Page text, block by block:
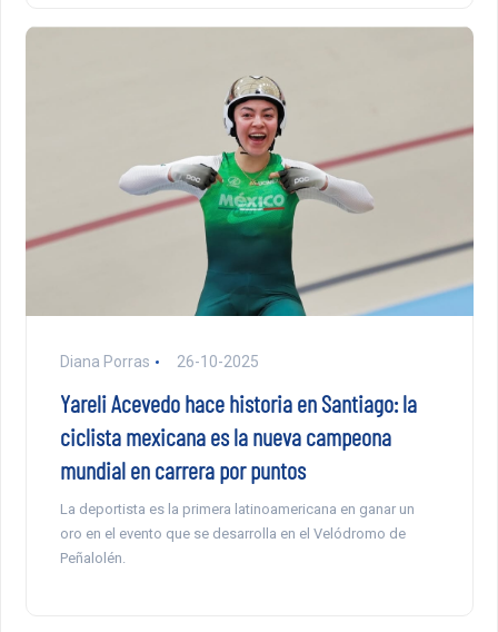
Diana Porras 26-10-2025
Yareli Acevedo hace historia en Santiago: la
ciclista mexicana es la nueva campeona
mundial en carrera por puntos
La deportista es la primera latinoamericana en ganar un
oro en el evento que se desarrolla en el Velódromo de
Peñalolén.